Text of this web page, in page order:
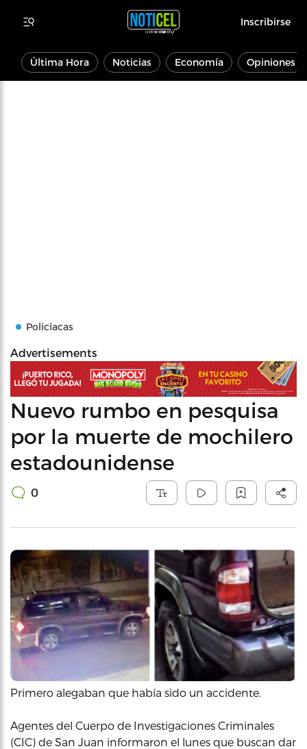
Inscribirse
Última Hora Noticias Economía Opiniones
Policíacas
Advertisements
Nuevo rumbo en pesquisa
por la muerte de mochilero
estadounidense
0
Primero alegaban que había sido un accidente.
Agentes del Cuerpo de Investigaciones Criminales
(CIC) de San Juan informaron el lunes que buscan dar